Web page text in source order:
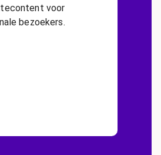
voor
bezoekers.